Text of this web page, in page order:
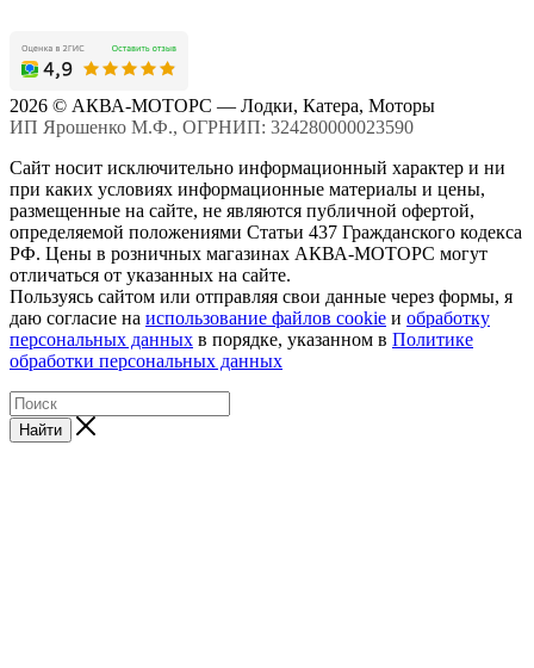
2026 © АКВА-МОТОРС — Лодки, Катера, Моторы
ИП Ярошенко М.Ф., ОГРНИП: 324280000023590
Сайт носит исключительно информационный характер и ни
при каких условиях информационные материалы и цены,
размещенные на сайте, не являются публичной офертой,
определяемой положениями Статьи 437 Гражданского кодекса
РФ. Цены в розничных магазинах АКВА-МОТОРС могут
отличаться от указанных на сайте.
Пользуясь сайтом или отправляя свои данные через формы, я
даю согласие на использование файлов cookie и обработку
персональных данных в порядке, указанном в Политике
обработки персональных данных
Найти